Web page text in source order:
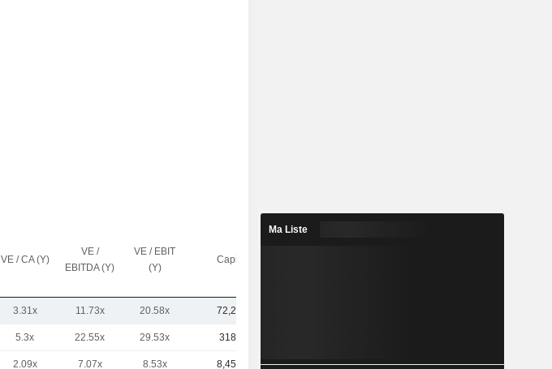
VE / CA (Y)
VE /
EBITDA (Y)
VE / EBIT
(Y)
Capi.($)
3.31x 11.73x 20.58x 72,2 Md
5.3x 22.55x 29.53x 318 Md
2.09x 7.07x 8.53x 8,45 Md
Ma Liste